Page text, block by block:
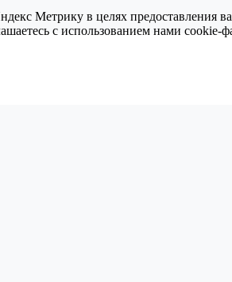
Метрику в целях предоставления
с использованием нами